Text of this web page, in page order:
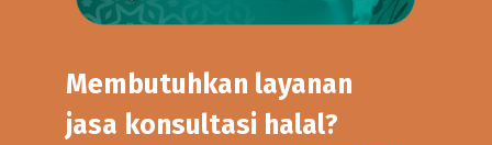
jasa konsultasi halal?
Layanan Jasa Menyeluruh Konsultasi Sertifikasi
Halal di Indonesia